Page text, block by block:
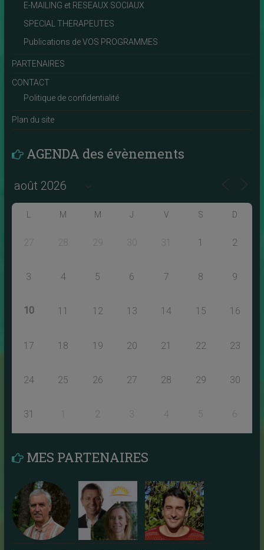
E-MAILING et RESEAUX SOCIAUX
SPECIAL THERAPEUTES
Publications de VOS PROGRAMMES
PARTENAIRES
CONTACT
Politique de confidentialité
Plan du site
AGENDA des évènements
L M M J V S D
27 28 29 30 31 1 2
3 4 5 6 7 8 9
10 11 12 13 14 15 16
17 18 19 20 21 22 23
24 25 26 27 28 29 30
31 2 3 5 6
MES PARTENAIRES